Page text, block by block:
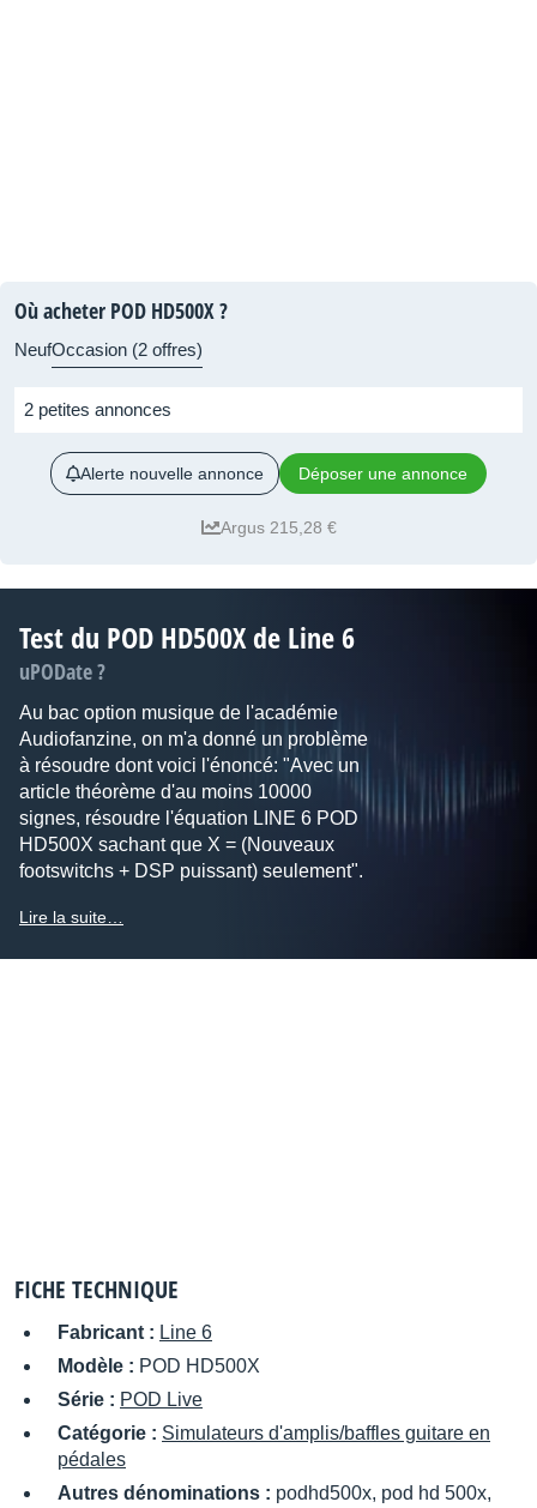
Où acheter POD HD500X ?
NeufOccasion (2 offres)
2 petites annonces
Alerte nouvelle annonce Déposer une annonce
Argus 215,28 €
Test du POD HD500X de Line 6
uPODate ?
Au bac option musique de l'académie
Audiofanzine, on m'a donné un problème
à résoudre dont voici l'énoncé: "Avec un
article théorème d'au moins 10000
signes, résoudre l'équation LINE 6 POD
HD500X sachant que X = (Nouveaux
footswitchs + DSP puissant) seulement".
Lire la suite…
FICHE TECHNIQUE
Fabricant : Line 6
Modèle : POD HD500X
Série : POD Live
Catégorie : Simulateurs d'amplis/baffles guitare en
pédales
Autres dénominations : podhd500x, pod hd 500x,